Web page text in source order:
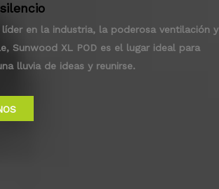
en la industria, la poderosa ventilación y
Sunwood XL POD es el lugar ideal para
lluvia de ideas y reunirse.